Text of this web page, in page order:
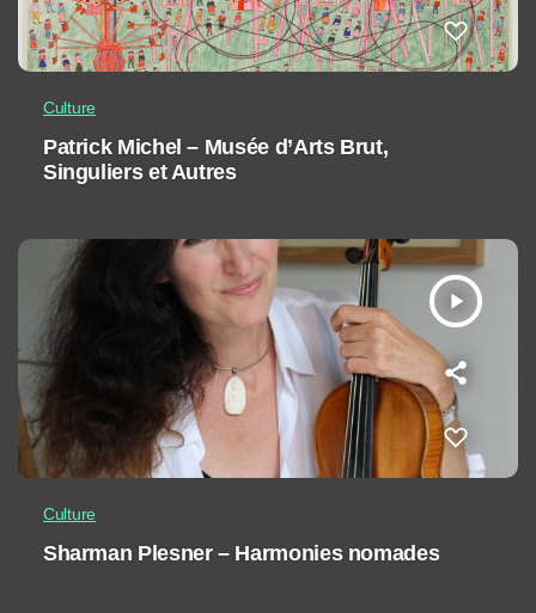
Culture
Patrick Michel – Musée d’Arts Brut,
Singuliers et Autres
play_arrow
Culture
Sharman Plesner – Harmonies nomades